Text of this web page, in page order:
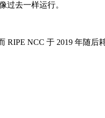
过去一样运行。
NCC 于 2019 年随后